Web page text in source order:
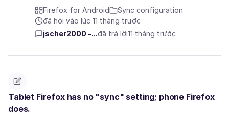
Firefox for Android
Sync configuration
đã hỏi vào lúc 11 tháng trước
jscher2000 -...đã trả lời11 tháng trước
Tablet Firefox has no "sync" setting; phone Firefox
does.